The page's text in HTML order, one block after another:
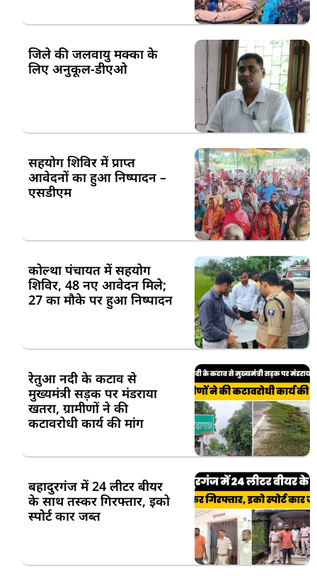
जिले की जलवायु मक्का के
लिए अनुकूल-डीएओ
सहयोग शिविर में प्राप्त
आवेदनों का हुआ निष्पादन –
एसडीएम
कोल्था पंचायत में सहयोग
शिविर, 48 नए आवेदन मिले;
27 का मौके पर हुआ निष्पादन
रेतुआ नदी के कटाव से
मुख्यमंत्री सड़क पर मंडराया
खतरा, ग्रामीणों ने की
कटावरोधी कार्य की मांग
बहादुरगंज में 24 लीटर बीयर
के साथ तस्कर गिरफ्तार, इको
स्पोर्ट कार जब्त